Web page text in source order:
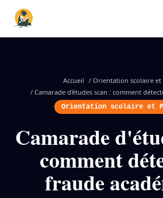
Accueil / Orientation scolaire et
/ Camarade d'études scan : comment
Orientation scolaire et
Camarade
comment
fraude